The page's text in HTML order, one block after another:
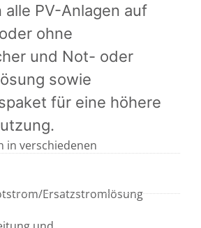
PV-Anlagen auf
ohne
und Not- oder
sowie
für eine höhere
in verschiedenen
Ersatzstromlösung